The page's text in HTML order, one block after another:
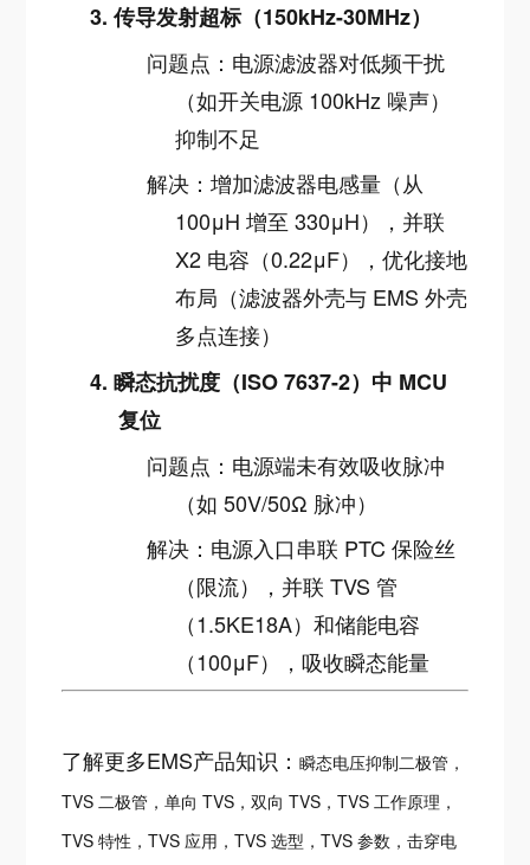
3.传导发射超标（150kHz-30MHz）
问题点：电源滤波器对低频干扰
（如开关电源 100kHz 噪声）
抑制不足
解决：增加滤波器电感量（从
100μH 增至 330μH），并联
X2 电容（0.22μF），优化接地
布局（滤波器外壳与 EMS 外壳
多点连接）
4.瞬态抗扰度（ISO 7637-2）中 MCU
复位
问题点：电源端未有效吸收脉冲
（如 50V/50Ω 脉冲）
解决：电源入口串联 PTC 保险丝
（限流），并联 TVS 管
（1.5KE18A）和储能电容
（100μF），吸收瞬态能量
了解更多EMS产品知识：瞬态电压抑制二极管，
TVS 二极管，单向 TVS，双向 TVS，TVS 工作原理，
TVS 特性，TVS 应用，TVS 选型，TVS 参数，击穿电